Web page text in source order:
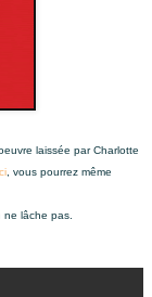
laissée par Charlotte
, vous pourrez même
lâche pas.